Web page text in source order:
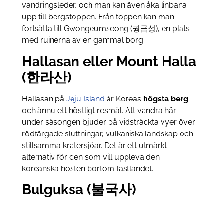
vandringsleder, och man kan även åka linbana
upp till bergstoppen. Från toppen kan man
fortsätta till Gwongeumseong (궝금성), en plats
med ruinerna av en gammal borg.
Hallasan eller Mount Halla
(한라산)
Hallasan på Jeju Island är Koreas högsta berg
och ännu ett höstligt resmål. Att vandra här
under säsongen bjuder på vidsträckta vyer över
rödfärgade sluttningar, vulkaniska landskap och
stillsamma kratersjöar. Det är ett utmärkt
alternativ för den som vill uppleva den
koreanska hösten bortom fastlandet.
Bulguksa (불국사)